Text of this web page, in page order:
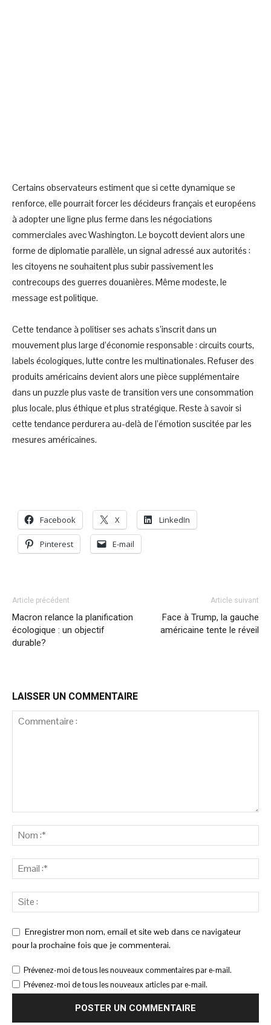
Certains observateurs estiment que si cette dynamique se
renforce, elle pourrait forcer les décideurs français et européens
à adopter une ligne plus ferme dans les négociations
commerciales avec Washington. Le boycott devient alors une
forme de diplomatie parallèle, un signal adressé aux autorités :
les citoyens ne souhaitent plus subir passivement les
contrecoups des guerres douanières. Même modeste, le
message est politique.
Cette tendance à politiser ses achats s’inscrit dans un
mouvement plus large d’économie responsable : circuits courts,
labels écologiques, lutte contre les multinationales. Refuser des
produits américains devient alors une pièce supplémentaire
dans un puzzle plus vaste de transition vers une consommation
plus locale, plus éthique et plus stratégique. Reste à savoir si
cette tendance perdurera au-delà de l’émotion suscitée par les
mesures américaines.
Facebook X LinkedIn
Pinterest E-mail
Article précédent
Macron relance la planification
écologique : un objectif
durable?
Article suivant
Face à Trump, la gauche
américaine tente le réveil
LAISSER UN COMMENTAIRE
Enregistrer mon nom, email et site web dans ce navigateur
pour la prochaine fois que je commenterai.
Prévenez-moi de tous les nouveaux commentaires par e-mail.
Prévenez-moi de tous les nouveaux articles par e-mail.